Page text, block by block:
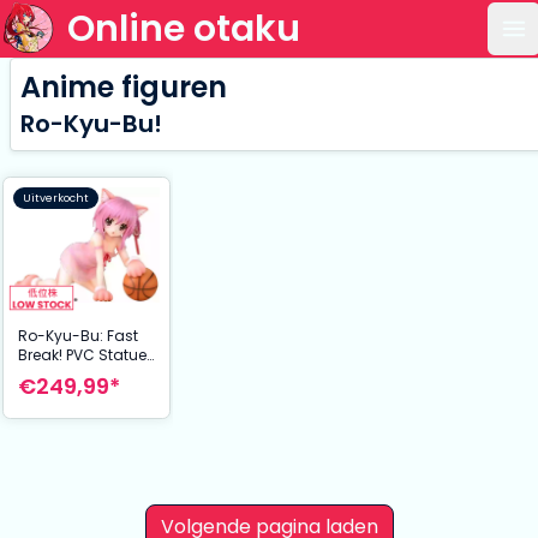
Online otaku
Anime figuren
Ro-Kyu-Bu!
Uitverkocht
Ro-Kyu-Bu: Fast
Break! PVC Statue
1/7 Tomoka
Minato Kemomimi
€249,99*
Volgende pagina laden